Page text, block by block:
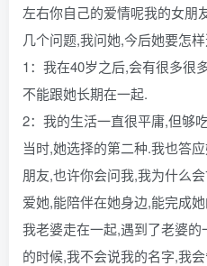
左右你自己的爱情呢我的女朋
几个问题,我问她,今后她要怎
1：我在40岁之后,会有很多很
不能跟她长期在一起.
2：我的生活一直很平庸,但够
当时,她选择的第二种.我也答
朋友,也许你会问我,我为什么
爱她,能陪伴在她身边,能完成
我老婆走在一起,遇到了老婆
的时候,我不会说我的名字,我